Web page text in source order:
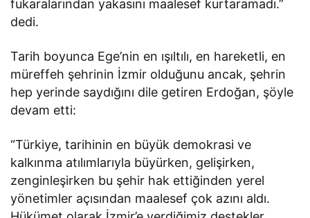
fukaralarından yakasını maalesef kurtaramadı.”
dedi.
Tarih boyunca Ege’nin en ışıltılı, en hareketli, en
müreffeh şehrinin İzmir olduğunu ancak, şehrin
hep yerinde saydığını dile getiren Erdoğan, şöyle
devam etti:
“Türkiye, tarihinin en büyük demokrasi ve
kalkınma atılımlarıyla büyürken, gelişirken,
zenginleşirken bu şehir hak ettiğinden yerel
yönetimler açısından maalesef çok azını aldı.